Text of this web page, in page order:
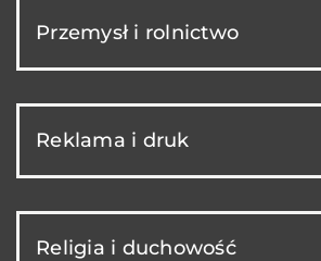
Przemysł i rolnictwo
Reklama i druk
Religia i duchowość